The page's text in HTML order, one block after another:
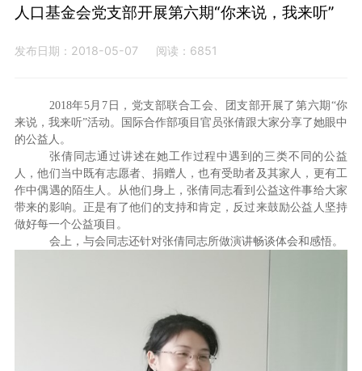
人口基金会党支部开展第六期“你来说，我来听”
发布日期：2018-05-07 阅读：6851
2018年5月 7 日，党支部联合工会、团支部开展了第六期“你
来说，我来听”活动。国际合作部项目官员张倩跟大家分享了她眼中
的公益人。
张倩同志通过讲述在她工作过程中遇到的三类不同的公益
人，他们当中既有志愿者、捐赠人，也有受助者及其家人，更有工
作中偶遇的陌生人。从他们身上，张倩同志看到公益这件事给大家
带来的影响。正是有了他们的支持和肯定，反过来鼓励公益人坚持
做好每一个公益项目。
会上，与会同志还针对张倩同志所做演讲畅谈体会和感悟。